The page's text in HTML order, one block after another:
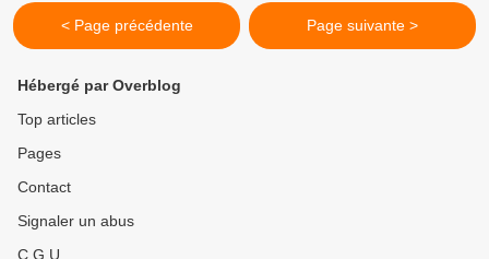
< Page précédente Page suivante >
Hébergé par Overblog
Top articles
Pages
Contact
Signaler un abus
C.G.U.